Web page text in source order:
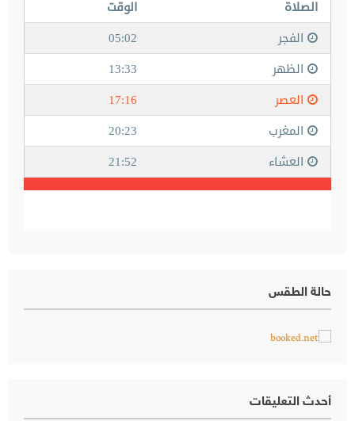
حالة الطقس
أحدث التعليقات